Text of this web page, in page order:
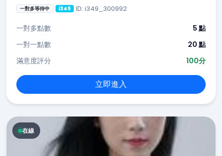
一對多等待中 i349 ID: i349_300992
一對多點數
5 點
一對一點數
20 點
滿意度評分
100分
立即進入
在線